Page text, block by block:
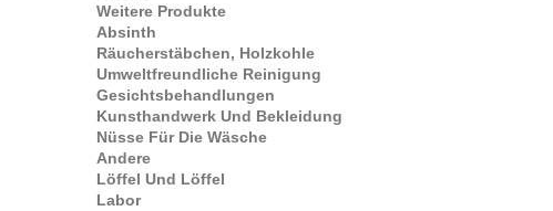
Weitere Produkte
Absinth
Räucherstäbchen, Holzkohle
Umweltfreundliche Reinigung
Gesichtsbehandlungen
Kunsthandwerk Und Bekleidung
Nüsse Für Die Wäsche
Andere
Löffel Und Löffel
Labor